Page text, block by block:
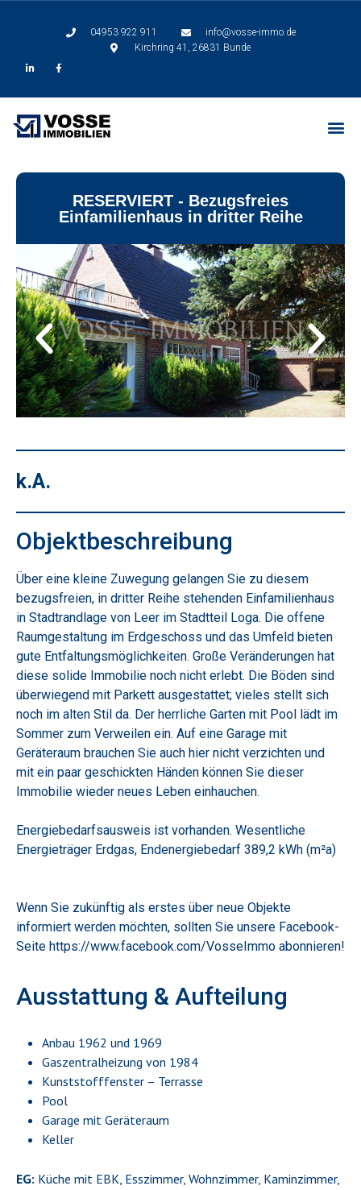
04953 922 911
info@vosse-immo.de
Kirchring 41, 26831 Bunde
RESERVIERT - Bezugsfreies
Einfamilienhaus in dritter Reihe
k.A.
Objektbeschreibung
Über eine kleine Zuwegung gelangen Sie zu diesem
bezugsfreien, in dritter Reihe stehenden Einfamilienhaus
in Stadtrandlage von Leer im Stadtteil Loga. Die offene
Raumgestaltung im Erdgeschoss und das Umfeld bieten
gute Entfaltungsmöglichkeiten. Große Veränderungen hat
diese solide Immobilie noch nicht erlebt. Die Böden sind
überwiegend mit Parkett ausgestattet; vieles stellt sich
noch im alten Stil da. Der herrliche Garten mit Pool lädt im
Sommer zum Verweilen ein. Auf eine Garage mit
Geräteraum brauchen Sie auch hier nicht verzichten und
mit ein paar geschickten Händen können Sie dieser
Immobilie wieder neues Leben einhauchen.
Energiebedarfsausweis ist vorhanden. Wesentliche
Energieträger Erdgas, Endenergiebedarf 389,2 kWh (m²a)
Wenn Sie zukünftig als erstes über neue Objekte
informiert werden möchten, sollten Sie unsere Facebook-
Seite https://www.facebook.com/VosseImmo abonnieren!
Ausstattung & Aufteilung
Anbau 1962 und 1969
Gaszentralheizung von 1984
Kunststofffenster – Terrasse
Pool
Garage mit Geräteraum
Keller
EG: Küche mit EBK, Esszimmer, Wohnzimmer, Kaminzimmer,